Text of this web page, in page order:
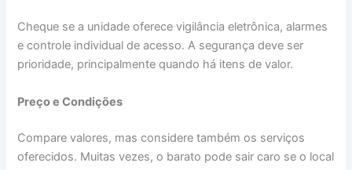
Cheque se a unidade oferece vigilância eletrônica, alarmes
e controle individual de acesso. A segurança deve ser
prioridade, principalmente quando há itens de valor.
Preço e Condições
Compare valores, mas considere também os serviços
oferecidos. Muitas vezes, o barato pode sair caro se o local